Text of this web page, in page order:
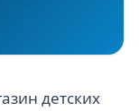
детских